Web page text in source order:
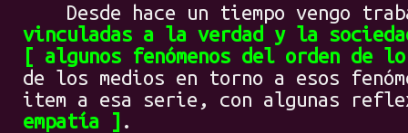
Desde hace un tiempo vengo
vinculadas a la verdad y la
algunos fenómenos del orden de
de los medios en torno a esos
item a esa serie, con algunas
empatía
.